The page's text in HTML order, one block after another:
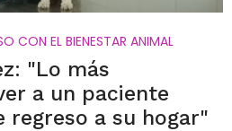
CON EL BIENESTAR ANIMAL
"Lo más
a un paciente
regreso a su hogar"